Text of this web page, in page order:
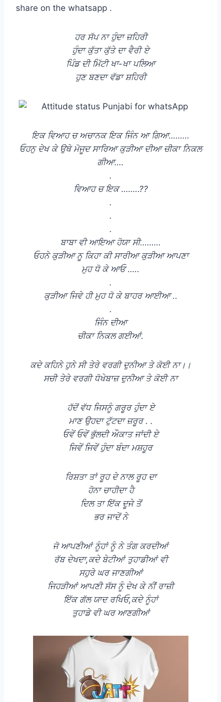
share on the whatsapp .
ਹਰ ਸੱਪ ਨਾ ਹੁੰਦਾ ਜ਼ਹਿਰੀ
ਹੁੰਦਾ ਕੁੱਤਾ ਕੁੱਤੇ ਦਾ ਵੈਰੀ ਏ
ਪਿੰਡ ਦੀ ਮਿੱਟੀ ਖਾ-ਖਾ ਪਲਿਆ
ਹੁਣ ਬਣਦਾ ਵੱਡਾ ਸ਼ਹਿਰੀ
ਇਕ ਵਿਆਹ ਚ ਅਚਾਨਕ ਇਕ ਜਿੰਨ ਆ ਗਿਆ………
ਓਹਨੁ ਦੇਖ ਕੇ ਉਥੇ ਮੋਜੂਦ ਸਾਰਿਆ ਕੁੜੀਆ ਦੀਆ ਚੀਕਾ ਨਿਕਲ
ਗੀਆ….
.
ਵਿਆਹ ਚ ਇਕ ……..??
.
.
.
ਬਾਬਾ ਵੀ ਆਇਆ ਹੋਯਾ ਸੀ………
ਓਹਨੇ ਕੁੜੀਆ ਨੂ ਕਿਹਾ ਕੀ ਸਾਰੀਆ ਕੁੜੀਆ ਆਪਣਾ
ਮੁਹ ਧੋ ਕੇ ਆਓ …..
.
ਕੁੜੀਆ ਜਿਵੇ ਹੀ ਮੁਹ ਧੋ ਕੇ ਬਾਹਰ ਆਈਆ ..
.
ਜਿੰਨ ਦੀਆ
ਚੀਕਾ ਨਿਕਲ ਗਈਆਂ.
ਕਦੇ ਕਹਿਨੇ ਹੁਨੇ ਸੀ ਤੇਰੇ ਵਰਗੀ ਦੁਨੀਆ ਤੇ ਕੋਈ ਨਾ।।
ਸਚੀ ਤੇਰੇ ਵਰਗੀ ਧੋਖੇਬਾਜ਼ ਦੁਨੀਆ ਤੇ ਕੋਈ ਨਾ
ਹੱਦੋਂ ਵੱਧ ਜਿਸਨੂੰ ਗਰੂਰ ਹੁੰਦਾ ਏ
ਮਾਣ ਉਹਦਾ ਟੁੱਟਦਾ ਜ਼ਰੂਰ . .
ਓਵੇਂ ਓਵੇਂ ਭੁੱਲਦੀ ਔਕਾਤ ਜਾਂਦੀ ਏ
ਜਿਵੇਂ ਜਿਵੇਂ ਹੁੰਦਾ ਬੰਦਾ ਮਸ਼ਹੂਰ
ਰਿਸ਼ਤਾ ਤਾਂ ਰੂਹ ਦੇ ਨਾਲ ਰੂਹ ਦਾ
ਹੋਨਾ ਚਾਹੀਦਾ ਹੈ
ਦਿਲ ਤਾ ਇੱਕ ਦੂਜੇ ਤੋਂ
ਭਰ ਜਾਦੇਂ ਨੇ
ਜੋ ਆਪਣੀਆਂ ਨੂੰਹਾਂ ਨੂੰ ਨੇ ਤੰਗ ਕਰਦੀਆਂ
ਰੱਬ ਦੇਖਦਾ,ਕਦੇ ਬੇਟੀਆਂ ਤੁਹਾਡੀਆਂ ਵੀ
ਸਹੁਰੇ ਘਰ ਜਾਣਗੀਆਂ
ਜਿਹੜੀਆਂ ਆਪਣੀ ਸੱਸ ਨੂੰ ਦੇਖ ਕੇ ਨੀਂ ਰਾਜ਼ੀ
ਇੱਕ ਗੱਲ ਯਾਦ ਰਖਿਓ,ਕਦੇ ਨੂੰਹਾਂ
ਤੁਹਾਡੇ ਵੀ ਘਰ ਆਣਗੀਆਂ